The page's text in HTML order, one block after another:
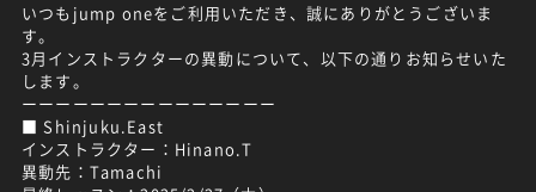
いつもjump oneをご利用いただき、誠にありがとうございま
す。
3月インストラクターの異動について、以下の通りお知らせいた
します。
ーーーーーーーーーーーーーーー
■ Shinjuku.East
インストラクター：Hinano.T
異動先：Tamachi